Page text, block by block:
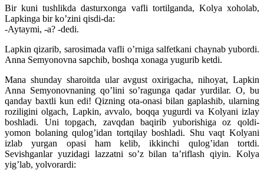
Bir kuni tushlikda dasturxonga vafli tortilganda, Kolya xoholab,
Lapkinga bir ko’zini qisdi-da:
-Aytaymi, -a? -dedi.
Lapkin qizarib, sarosimada vafli o’rniga salfetkani chaynab yubordi.
Anna Semyonovna sapchib, boshqa xonaga yugurib ketdi.
Mana shunday sharoitda ular avgust oxirigacha, nihoyat, Lapkin
Anna Semyonovnaning qo’lini so’ragunga qadar yurdilar. O, bu
qanday baxtli kun edi! Qizning ota-onasi bilan gaplashib, ularning
roziligini olgach, Lapkin, avvalo, boqqa yugurdi va Kolyani izlay
boshladi. Uni topgach, zavqdan baqirib yuborishiga oz qoldi-
yomon bolaning qulog’idan tortqilay boshladi. Shu vaqt Kolyani
izlab yurgan opasi ham kelib, ikkinchi qulog’idan tortdi.
Sevishganlar yuzidagi lazzatni so’z bilan ta’riflash qiyin. Kolya
yig’lab, yolvorardi: